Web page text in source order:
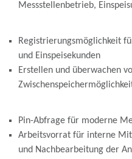
Messstellenbetrieb,
Registrierungsmöglichkeit
und Einspeisekunden
Erstellen und überwachen
Pin-Abfrage für moderne
Arbeitsvorrat für interne
und Nachbearbeitung der